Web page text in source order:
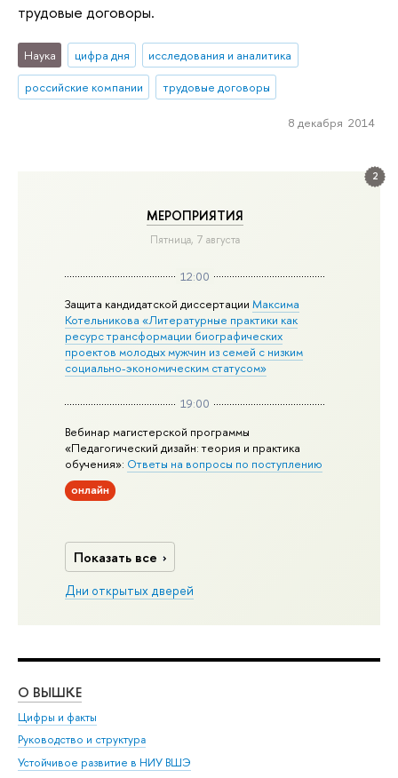
2
МЕРОПРИЯТИЯ
Пятница, 7 августа
12:00
Защита кандидатской диссертацииМаксима
Котельникова «Литературные практики как
ресурс трансформации биографических
проектов молодых мужчин из семей с низким
социально-экономическим статусом»
19:00
Вебинар магистерской программы
«Педагогический дизайн: теория и практика
обучения»: Ответы на вопросы по поступлению
онлайн
Показать все
Дни открытых дверей
трудовые договоры.
Наука цифра дня
исследования и аналитика
российские компании
трудовые договоры
8 декабря 2014
О ВЫШКЕ
Цифры и факты
Руководство и структура
Устойчивое развитие в НИУ ВШЭ